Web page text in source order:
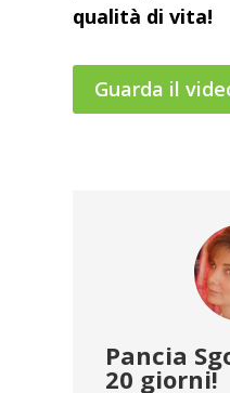
qualità di vita!
Guarda il
Pancia
20 giorni!